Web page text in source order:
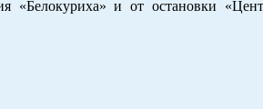
и от остановки